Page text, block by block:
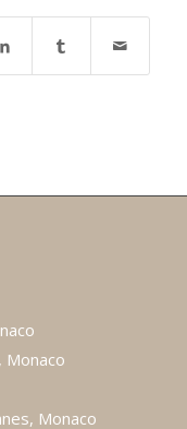
Monaco
Monaco